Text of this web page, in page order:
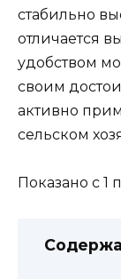
стабильно
отличается
удобством
своим
активно
сельском
Показано с 1